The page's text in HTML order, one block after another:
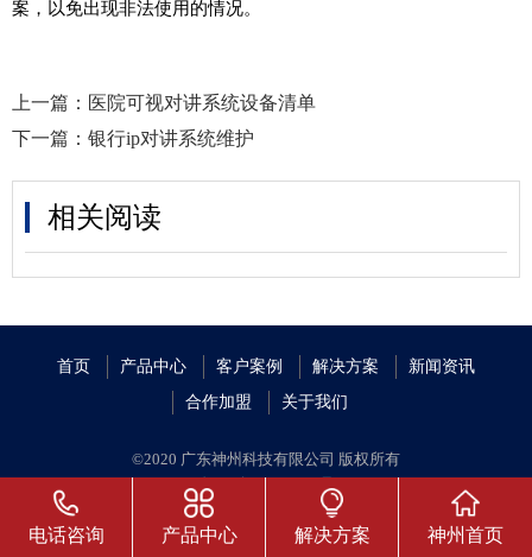
案，以免出现非法使用的情况。
上一篇： 医院可视对讲系统设备清单
下一篇： 银行ip对讲系统维护
相关阅读
首页 产品中心 客户案例 解决方案
新闻资讯
合作加盟
关于我们
©2020 广东神州科技有限公司 版权所有
粤ICP备19059688号
粤公安网备案 44010402002077
电话咨询 产品中心 解决方案 神州首页